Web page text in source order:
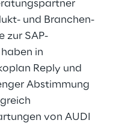
und Branchen-
zur SAP-
in
Reply und
Abstimmung
von AUDI